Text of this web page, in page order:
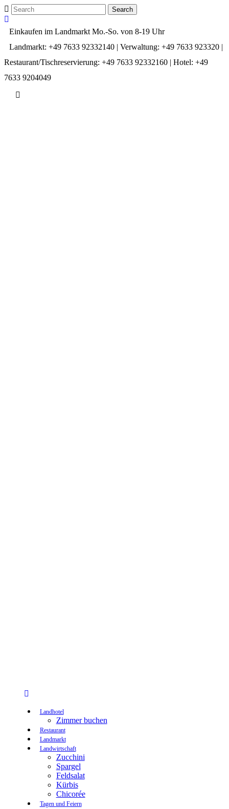
Einkaufen im Landmarkt Mo.-So. von 8-19 Uhr
Landmarkt: +49 7633 92332140 | Verwaltung: +49 7633 923320 |
Restaurant/Tischreservierung: +49 7633 92332160 | Hotel: +49
7633 9204049
Landhotel
Zimmer buchen
Restaurant
Landmarkt
Landwirtschaft
Zucchini
Spargel
Feldsalat
Kürbis
Chicorée
Tagen und Feiern